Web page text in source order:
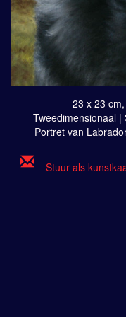
23 x 23
Tweedimensionaal
Portret van
Stuur als